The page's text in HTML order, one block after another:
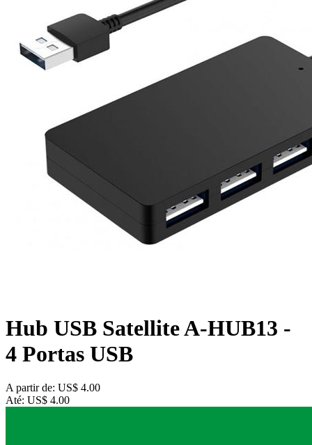
Hub USB Satellite A-HUB13 -
4 Portas USB
A partir de: US$ 4.00
Até: US$ 4.00